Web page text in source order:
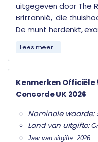
uitgegeven door The
Brittannië, die
De munt herdenkt,
Een uniek hoofdstuk
Op 29 november 1962
supersonisch
Een ongekende
Lees meer...
Kenmerken
Concorde UK 2026
Nominale waarde:
Land van uitgifte:
Jaar van uitgifte: 2026